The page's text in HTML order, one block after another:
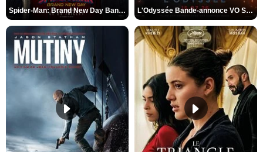
Spider-Man: Brand New Day Bande-annonce VO STFR L'Odyssée Bande-annonce VO STFR